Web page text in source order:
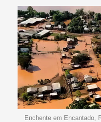
Enchente em Encantado,